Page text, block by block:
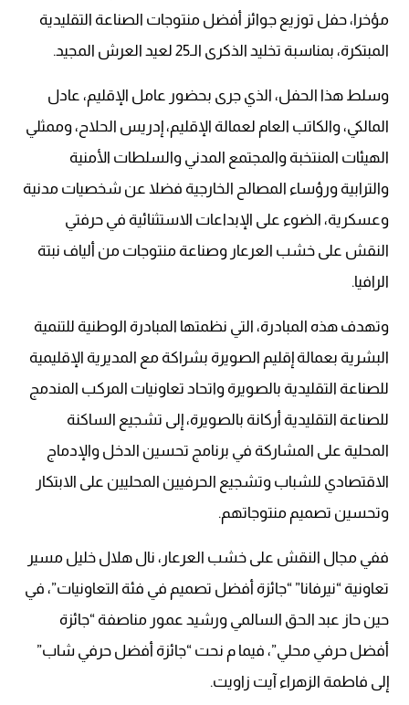
مؤخرا، حفل توزيع جوائز أفضل منتوجات الصناعة التقليدية
المبتكرة، بمناسبة تخليد الذكرى الـ25 لعيد العرش المجيد.
وسلط هذا الحفل، الذي جرى بحضور عامل الإقليم، عادل
المالكي، والكاتب العام لعمالة الإقليم، إدريس الحلاح، وممثلي
الهيئات المنتخبة والمجتمع المدني والسلطات الأمنية
والترابية ورؤساء المصالح الخارجية فضلا عن شخصيات مدنية
وعسكرية، الضوء على الإبداعات الاستثنائية في حرفتي
النقش على خشب العرعار وصناعة منتوجات من ألياف نبتة
الرافيا.
وتهدف هذه المبادرة، التي نظمتها المبادرة الوطنية للتنمية
البشرية بعمالة إقليم الصويرة بشراكة مع المديرية الإقليمية
للصناعة التقليدية بالصويرة واتحاد تعاونيات المركب المندمج
للصناعة التقليدية أركانة بالصويرة، إلى تشجيع الساكنة
المحلية على المشاركة في برنامج تحسين الدخل والإدماج
الاقتصادي للشباب وتشجيع الحرفيين المحليين على الابتكار
وتحسين تصميم منتوجاتهم.
ففي مجال النقش على خشب العرعار، نال هلال خليل مسير
تعاونية “نيرفانا” “جائزة أفضل تصميم في فئة التعاونيات”، في
حين حاز عبد الحق السالمي ورشيد عمور مناصفة “جائزة
أفضل حرفي محلي”، فيما م نحت “جائزة أفضل حرفي شاب”
إلى فاطمة الزهراء آيت زاويت.